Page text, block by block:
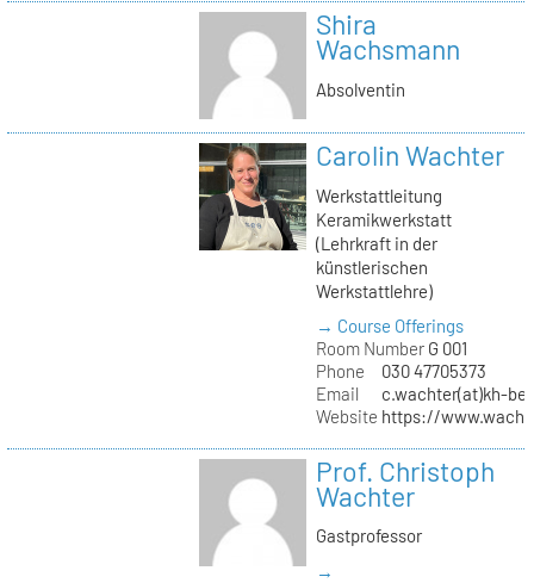
Shira
Wachsmann
Absolventin
Carolin Wachter
Werkstattleitung
Keramikwerkstatt
(Lehrkraft in der
künstlerischen
Werkstattlehre)
→ Course Offerings
Room NumberG 001
Phone
030 47705373
Email
c.wachter(at)kh-
Website https://
Prof. Christoph
Wachter
Gastprofessor
→